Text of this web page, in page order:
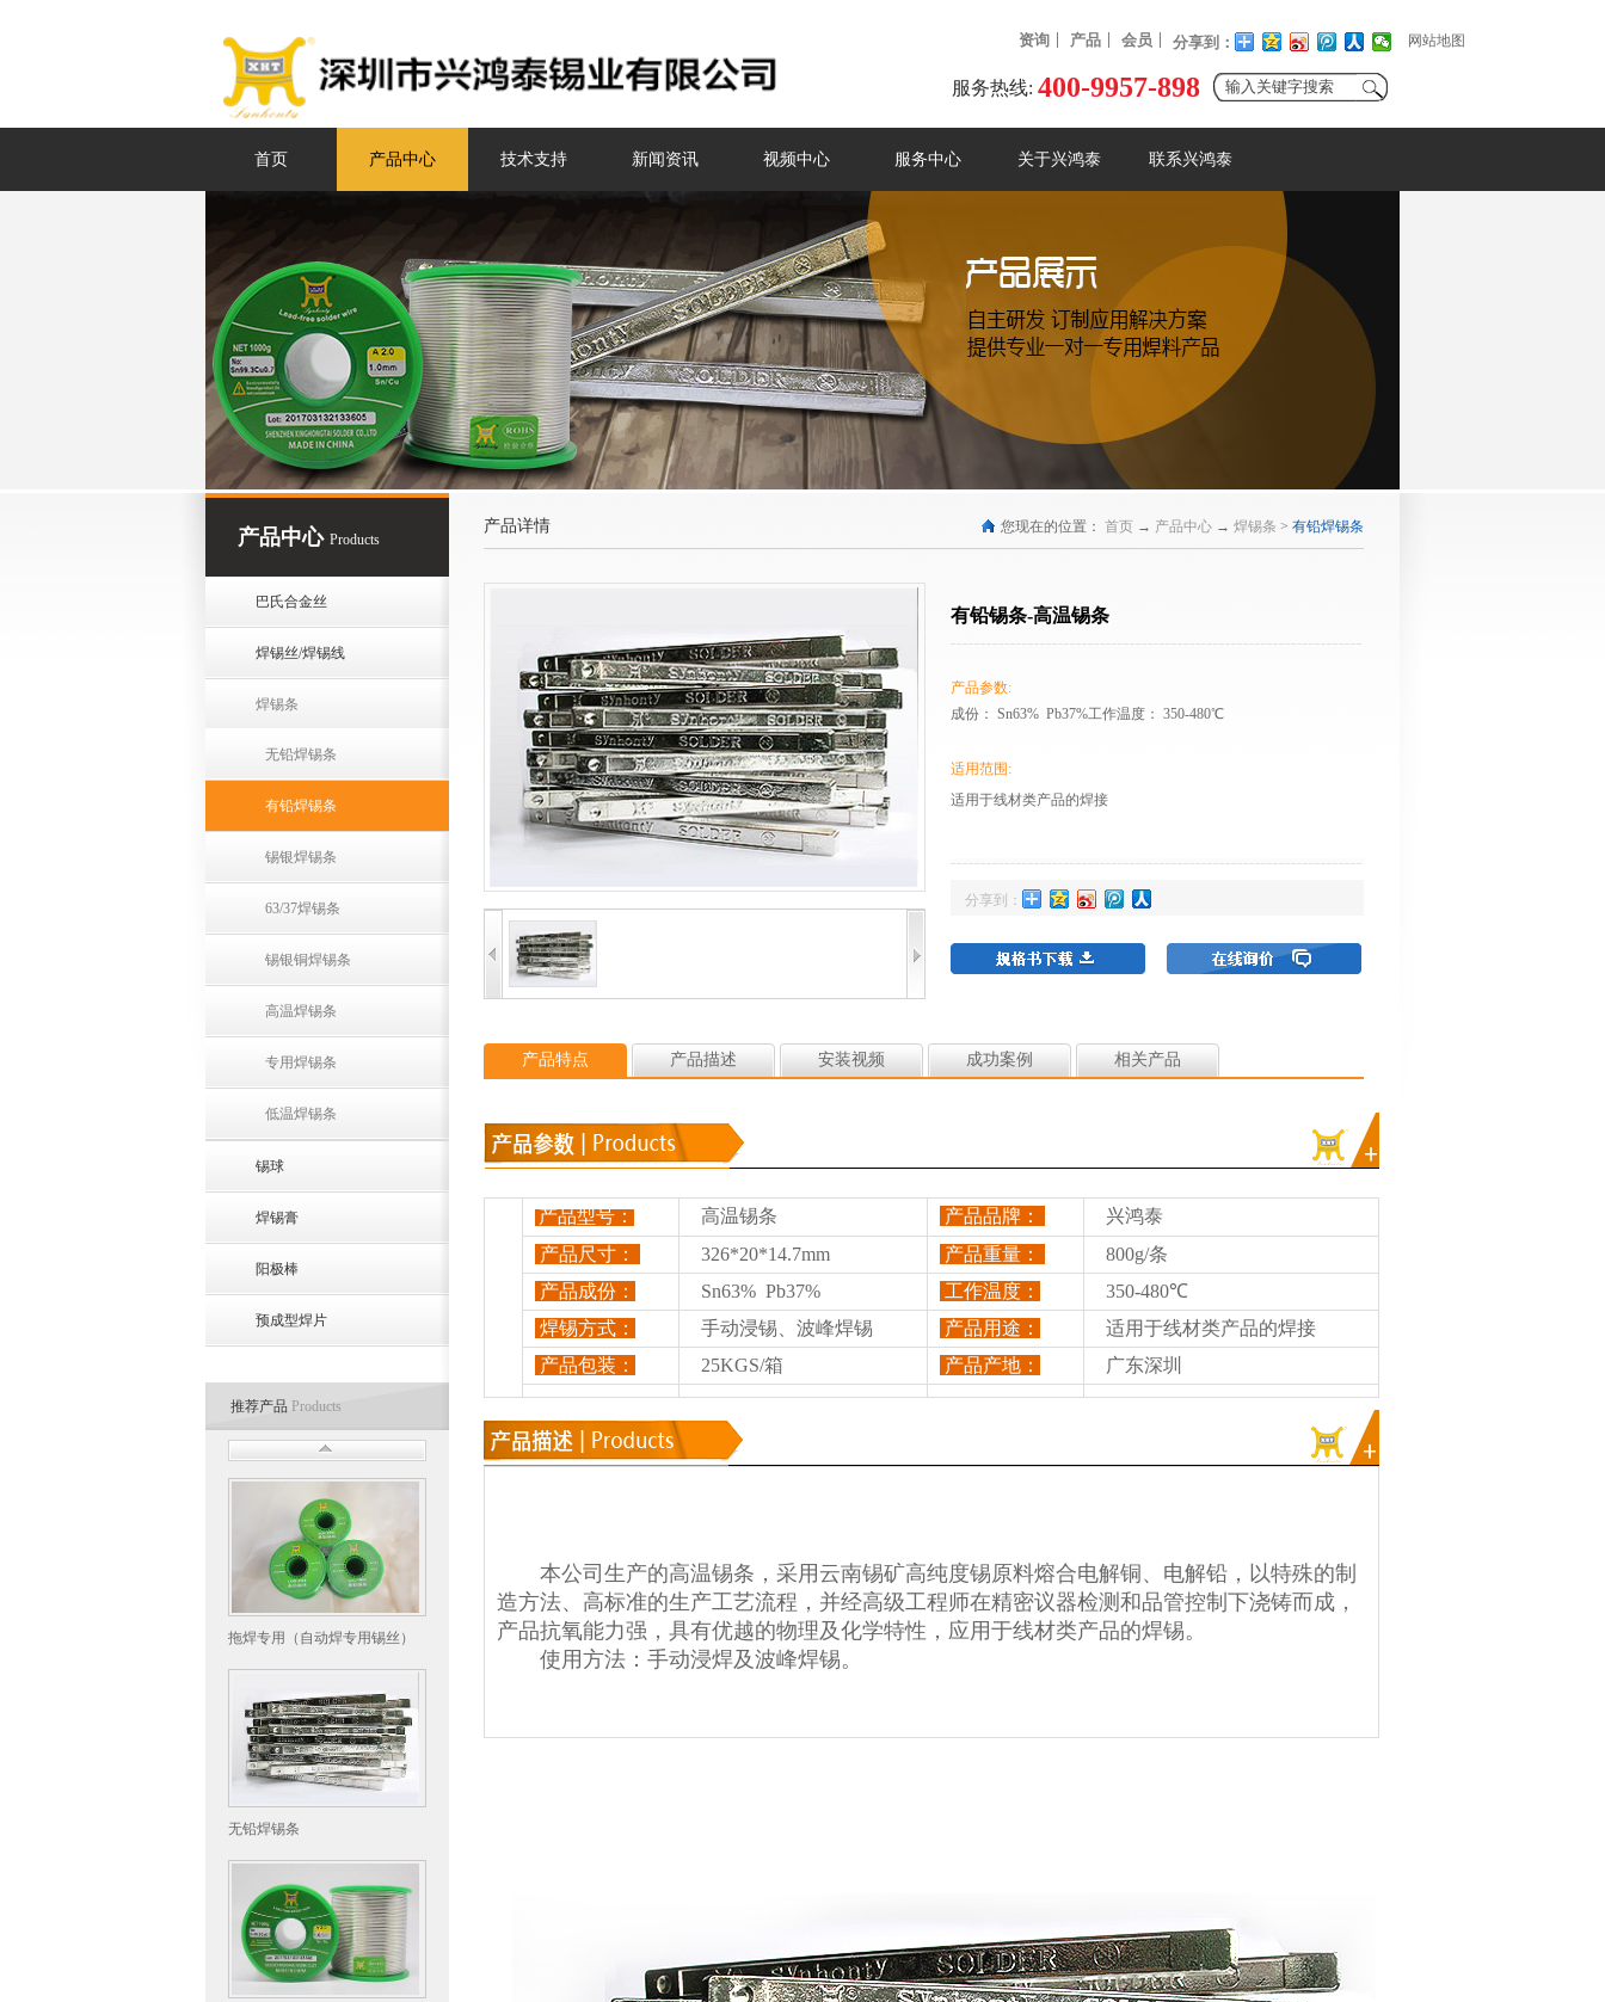
网站地图
资询 产品 会员 分享到：
服务热线: 400-9957-898
首页 产品中心 技术支持 新闻资讯 视频中心 服务中心 关于兴鸿泰 联系兴鸿泰
产品中心 Products
巴氏合金丝
焊锡丝/焊锡线
焊锡条
无铅焊锡条
有铅焊锡条
锡银焊锡条
63/37焊锡条
锡银铜焊锡条
高温焊锡条
专用焊锡条
低温焊锡条
锡球
焊锡膏
阳极棒
预成型焊片
推荐产品 Products
拖焊专用（自动焊专用锡丝）
无铅焊锡条
产品详情 您现在的位置： 首页 → 产品中心 → 焊锡条 > 有铅焊锡条
有铅锡条-高温锡条
产品参数:
成份： Sn63% Pb37%工作温度： 350-480℃
适用范围:
适用于线材类产品的焊接
分享到：
产品特点 产品描述 安装视频 成功案例 相关产品
产品型号： 高温锡条 产品品牌：
兴鸿泰
产品尺寸：
326*20*14.7mm 产品重量：
800g/条
产品成份：
Sn63% Pb37% 工作温度：
350-480℃
焊锡方式：
手动浸锡、波峰焊锡 产品用途：
适用于线材类产品的焊接
产品包装：
25KGS/箱 产品产地： 广东深圳
本公司生产的高温锡条， 采用云南锡矿高纯度锡原料熔合电解铜、电解铅 ，以特殊的制
造方法、高标准的生产工艺流程，并经高级工程师在精密议器检测和品管控制下浇铸而成，
产品抗氧能力强，具有优越的物理及化学特性， 应用于线材类产品的焊锡。
使用方法：手动浸焊及波峰焊锡。